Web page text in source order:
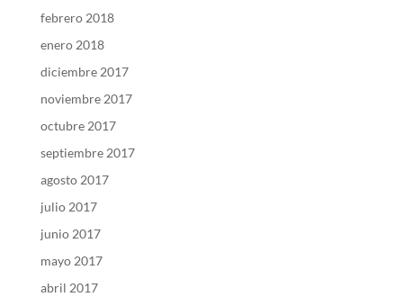
febrero 2018
enero 2018
diciembre 2017
noviembre 2017
octubre 2017
septiembre 2017
agosto 2017
julio 2017
junio 2017
mayo 2017
abril 2017